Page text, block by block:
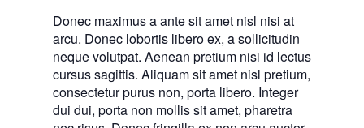
Donec maximus a ante sit amet nisl nisi at
arcu. Donec lobortis libero ex, a sollicitudin
neque volutpat. Aenean pretium nisi id lectus
cursus sagittis. Aliquam sit amet nisl pretium,
consectetur purus non, porta libero. Integer
dui dui, porta non mollis sit amet, pharetra